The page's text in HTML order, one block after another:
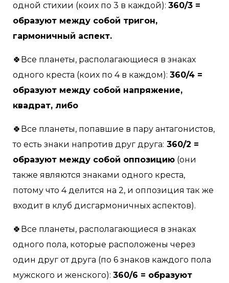
одной стихии (коих по 3 в каждой): 360/3 =
образуют между собой тригон,
гармоничный аспект. ⠀
🍀Все планеты, располагающиеся в знаках
одного креста (коих по 4 в каждом): 360/4 =
образуют между собой напряжение,
квадрат, либо
🍀Все планеты, попавшие в пару антагонистов,
то есть знаки напротив друг друга: 360/2 =
образуют между собой оппозицию (они
также являются знаками одного креста,
потому что 4 делится на 2, и оппозиция так же
входит в клуб дисгармоничных аспектов). ⠀
🍀Все планеты, располагающиеся в знаках
одного пола, которые расположены через
один друг от друга (по 6 знаков каждого пола
мужского и женского): 360/6 = образуют